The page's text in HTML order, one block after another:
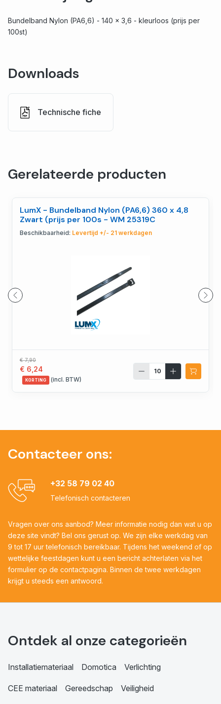
Bundelband Nylon (PA6,6) - 140 x 3,6 - kleurloos (prijs per
100st)
Downloads
Technische fiche
Gerelateerde producten
LumX - Bundelband Nylon (PA6,6) 360 x 4,8
Zwart (prijs per 100s - WM 25319C
Beschikbaarheid: Levertijd +/- 21 werkdagen
€ 7,90
€ 6,24
KORTING (incl. BTW)
Contacteer ons:
+32 58 79 02 40
Telefonisch contacteren
Vragen over ons aanbod? Meer informatie nodig dan wat u op
deze site vindt? Bel ons gerust op. We zijn elke werkdag van
9 tot 17 uur telefonisch bereikbaar. Tijdens het weekend of op
wettelijke feestdagen kunt u een bericht achterlaten via het
formulier op de contactpagina. Binnen de twee werkdagen
krijgt u steeds een antwoord.
Ontdek al onze categorieën
Installatiemateriaal Domotica Verlichting
CEE materiaal Gereedschap Veiligheid